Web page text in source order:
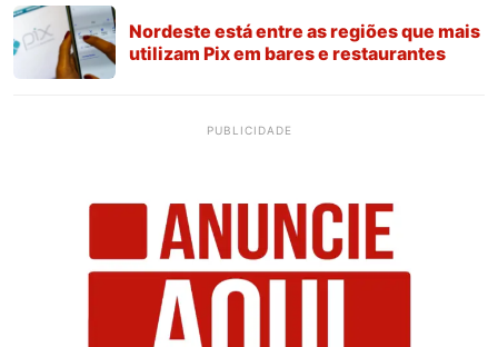
Nordeste está entre as regiões que mais
utilizam Pix em bares e restaurantes
PUBLICIDADE